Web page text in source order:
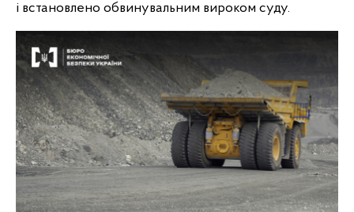
і встановлено обвинувальним вироком суду.